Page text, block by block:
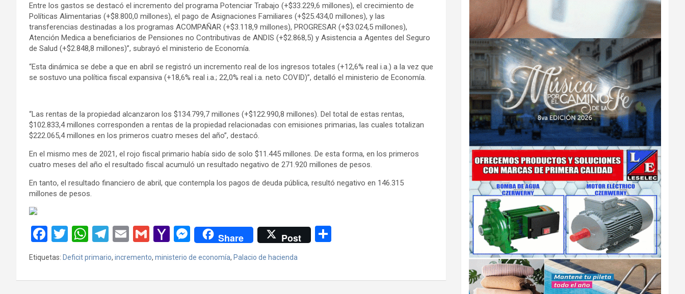
Entre los gastos se destacó el incremento del programa Potenciar Trabajo (+$33.229,6 millones), el crecimiento de
Políticas Alimentarias (+$8.800,0 millones), el pago de Asignaciones Familiares (+$25.434,0 millones), y las
transferencias destinadas a los programas ACOMPAÑAR (+$3.118,9 millones), PROGRESAR (+$3.024,5 millones),
Atención Medica a beneficiarios de Pensiones no Contributivas de ANDIS (+$2.868,5) y Asistencia a Agentes del Seguro
de Salud (+$2.848,8 millones)”, subrayó el ministerio de Economía.
“Esta dinámica se debe a que en abril se registró un incremento real de los ingresos totales (+12,6% real i.a.) a la vez que
se sostuvo una política fiscal expansiva (+18,6% real i.a.; 22,0% real i.a. neto COVID)”, detalló el ministerio de Economía.
“Las rentas de la propiedad alcanzaron los $134.799,7 millones (+$122.990,8 millones). Del total de estas rentas,
$102.833,4 millones corresponden a rentas de la propiedad relacionadas con emisiones primarias, las cuales totalizan
$222.065,4 millones en los primeros cuatro meses del año”, destacó.
En el mismo mes de 2021, el rojo fiscal primario había sido de solo $11.445 millones. De esta forma, en los primeros
cuatro meses del año el resultado fiscal acumuló un resultado negativo de 271.920 millones de pesos.
En tanto, el resultado financiero de abril, que contempla los pagos de deuda pública, resultó negativo en 146.315
millones de pesos.
F
a
ce
b
T
wi
tt
er
W
h
at
s
T
el
e
gr
E
ail
G
m
ail
Y
a
h
o
M
es
se
n
Share Post
p
Etiquetas: Deficit primario, incremento, ministerio de economía, Palacio de hacienda